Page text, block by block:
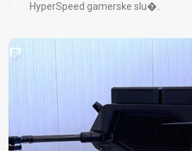
HyperSpeed ​​gamerske slu�..